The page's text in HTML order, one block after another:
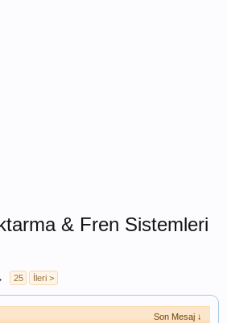
& Fren Sistemleri
25 İleri >
Son Mesaj ↓